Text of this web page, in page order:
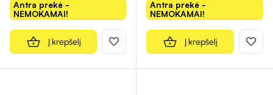
Antra prekė -
NEMOKAMAI!
Į krepšelį
Antra prekė -
NEMOKAMAI!
Į krepšelį